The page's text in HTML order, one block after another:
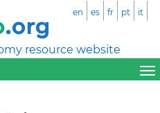
resource website
en es fr pt it